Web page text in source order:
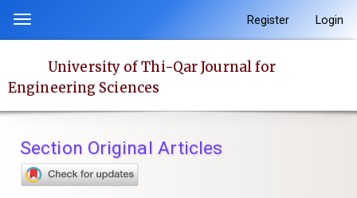
content
Main
Main
Content
Toggle
navigation
Register Login
University of Thi-Qar Journal for
Engineering Sciences
Section Original Articles